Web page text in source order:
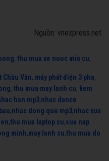
Nguồn: vnexpress.net
, thu mua xe nuoc mia cu,
Chầu Văn, máy phát điện 3 pha,
, thu mua may lanh cu, kem
han mp3,nhac dance
,nhac dong que mp3,nhac xua
,thu mua laptop cu,sua nap
minh,may lanh cu,thu mua do